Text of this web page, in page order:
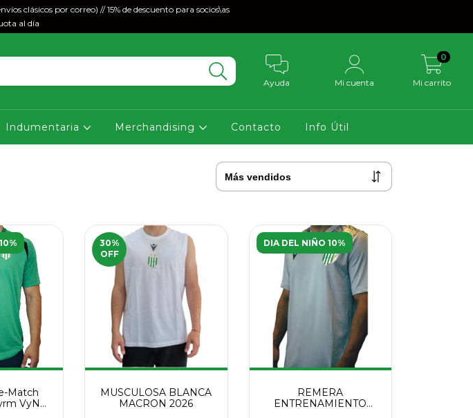
clásicos por correo) // 15% de descuento para socios\as
al día
Ayuda Mi cuenta Mi carrito
0
Indumentaria Merchandising Contacto Info Útil
Match
VyN
30%
OFF
MUSCULOSA BLANCA
MACRON 2026
DIA DEL NIÑO 10%
REMERA
ENTRENAMIENTO